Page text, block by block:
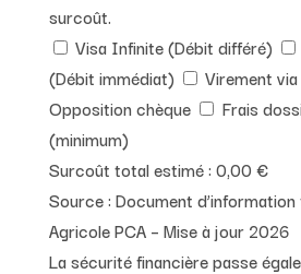
surcoût.
Visa Infinite (Débit différé)
(Débit immédiat)
Virement
Opposition chèque
Frais
(minimum)
Surcoût total estimé : 0,00 €
Source : Document
Agricole PCA – Mise à jour 2026
La sécurité financière passe